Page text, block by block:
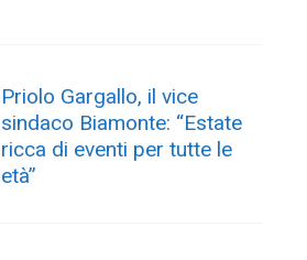
Priolo Gargallo, il vice
sindaco Biamonte: “Estate
ricca di eventi per tutte le
età”